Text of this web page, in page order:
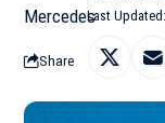
Last
Share